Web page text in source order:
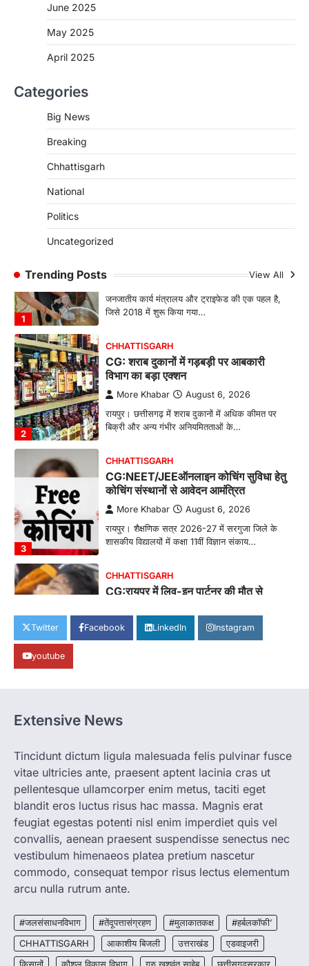
June 2025
May 2025
April 2025
Categories
Big News
Breaking
Chhattisgarh
National
Politics
Uncategorized
Trending Posts View All
कोचिंग संस्थानों से आवेदन आमंत्रित
CHHATTISGARH
More Khabar August 6, 2026
1
CHHATTISGARH
More Khabar August 6, 2026
जनजातीय कार्य मंत्रालय और ट्राइफेड की एक पहल है,
जिसे 2018 में शुरू किया गया…
2
CHHATTISGARH
CG: शराब दुकानों में गड़बड़ी पर आबकारी
विभाग का बड़ा एक्शन
More Khabar August 6, 2026
रायपुर। छत्तीसगढ़ में शराब दुकानों में अधिक कीमत पर
बिक्री और अन्य गंभीर अनियमितताओं के…
3
CHHATTISGARH
CG:NEET/JEEऑनलाइन कोचिंग सुविधा हेतु
कोचिंग संस्थानों से आवेदन आमंत्रित
More Khabar August 6, 2026
रायपुर। शैक्षणिक सत्र 2026-27 में सरगुजा जिले के
शासकीय विद्यालयों में कक्षा 11वीं विज्ञान संकाय…
CHHATTISGARH
CG:रायपुर में लिव-इन पार्टनर की मौत से
More Khabar August 6, 2026
रायपुर। राजधानी रायपुर से एक सनसनीखेज मामला
CHHATTISGARH
More Khabar
जिसे 2018 में शुरू किया गया…
2
CHHATTISGARH
CG: शराब दुकानों में गड़बड़ी पर आबकारी
विभाग का बड़ा एक्शन
More Khabar August 6, 2026
रायपुर। छत्तीसगढ़ में शराब दुकानों में अधिक कीमत पर
बिक्री और अन्य गंभीर अनियमितताओं के…
CG:NEET/JEEऑनलाइन कोचिंग सुविधा हेतु
कोचिंग संस्थानों से आवेदन आमंत्रित
More Khabar August 6, 2026
Twitter Facebook LinkedIn Instagram
youtube
Extensive News
Tincidunt dictum ligula malesuada felis pulvinar fusce
vitae ultricies ante, praesent aptent lacinia cras ut
pellentesque ullamcorper enim metus, taciti eget
blandit eros luctus risus hac massa. Magnis erat
feugiat egestas potenti nisl enim imperdiet quis vel
convallis, aenean praesent suspendisse senectus nec
vestibulum himenaeos platea pretium nascetur
commodo, consequat tempor risus lectus elementum
arcu nulla rutrum ante.
#जलसंसाधनविभाग #तेंदूपत्तासंग्रहण #मुलाकातकक्ष
#हर्बलकॉफी’
CHHATTISGARH
आकाशीय बिजली उत्तराखंड
एडवाइजरी